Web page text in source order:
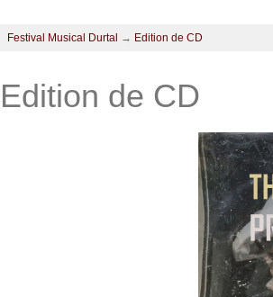
Festival Musical Durtal → Edition de CD
Edition de CD